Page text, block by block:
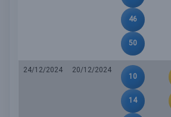
46
50
24/12/2024
20/12/2024
10
14